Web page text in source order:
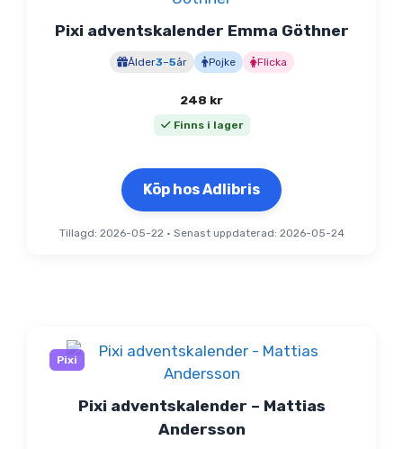
Pixi adventskalender Emma Göthner
Ålder3–5år Pojke Flicka
248 kr
Finns i lager
Köp hos Adlibris
Tillagd: 2026-05-22• Senast uppdaterad: 2026-05-24
Pixi
Pixi adventskalender – Mattias
Andersson